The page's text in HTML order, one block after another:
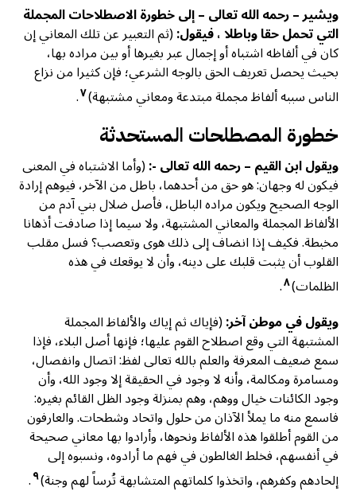
ويشير – رحمه الله تعالى – إلى خطورة الاصطلاحات المجملة
التي تحمل حقا وباطلا ، فيقول:(ثم التعبير عن تلك المعاني إن
كان في ألفاظه اشتباه أو إجمال عبر بغيرها أو بين مراده بها،
بحيث يحصل تعريف الحق بالوجه الشرعي؛ فإن كثيرا من نزاع
الناس سببه ألفاظ مجملة مبتدعة ومعاني مشتبهة)٧.
خطورة المصطلحات المستحدثة
ويقول ابن القيم – رحمه الله تعالى -:(وأما الاشتباه في المعنى
فيكون له وجهان: هو حق من أحدهما، باطل من الآخر، فيوهم إرادة
الوجه الصحيح ویکون مراده الباطل، فأصل ضلال بني آدم من
الألفاظ المجملة والمعاني المشتبهة، ولا سيما إذا صادفت أذهانا
مخبطة. فكيف إذا انضاف إلى ذلك هوى وتعصب؟ فسل مقلب
القلوب أن يثبت قلبك على دينه، وأن لا يوقعك في هذه
الظلمات)٨.
ويقول في موطن آخر:(فإياك ثم إياك والألفاظ المجملة
المشتبهة التي وقع اصطلاح القوم عليها؛ فإنها أصل البلاء، فإذا
سمع ضعیف المعرفة والعلم بالله تعالى لفظ: اتصال وانفصال،
ومسامرة ومكالمة، وأنه لا وجود في الحقيقة إلا وجود الله، وأن
وجود الكائنات خيال ووهم، وهم بمنزلة وجود الظل القائم بغيره:
فاسمع منه ما يملأ الآذان من حلول واتحاد وشطحات. والعارفون
من القوم أطلقوا هذه الألفاظ ونحوها، وأرادوا بها معاني صحيحة
في أنفسهم، فخلط الغالطون في فهم ما أرادوه، ونسبوه إلى
إلحادهم وكفرهم، واتخذوا كلماتهم المتشابهة تُرساً لهم وجنة)٩.